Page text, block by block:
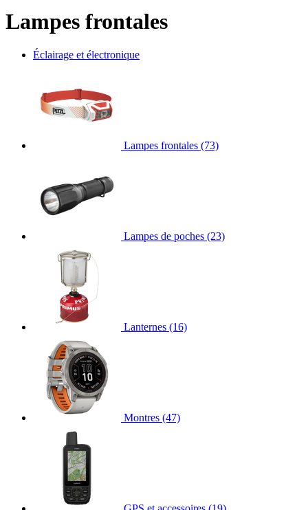
Lampes frontales
Éclairage et électronique
Lampes frontales (73)
Lampes de poches (23)
Lanternes (16)
Montres (47)